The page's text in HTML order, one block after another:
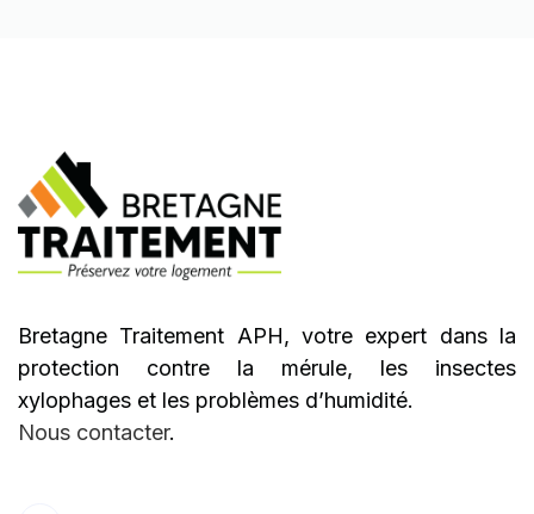
Bretagne Traitement APH, votre expert dans la
protection contre la mérule, les insectes
xylophages et les problèmes d’humidité.
Nous contacter.